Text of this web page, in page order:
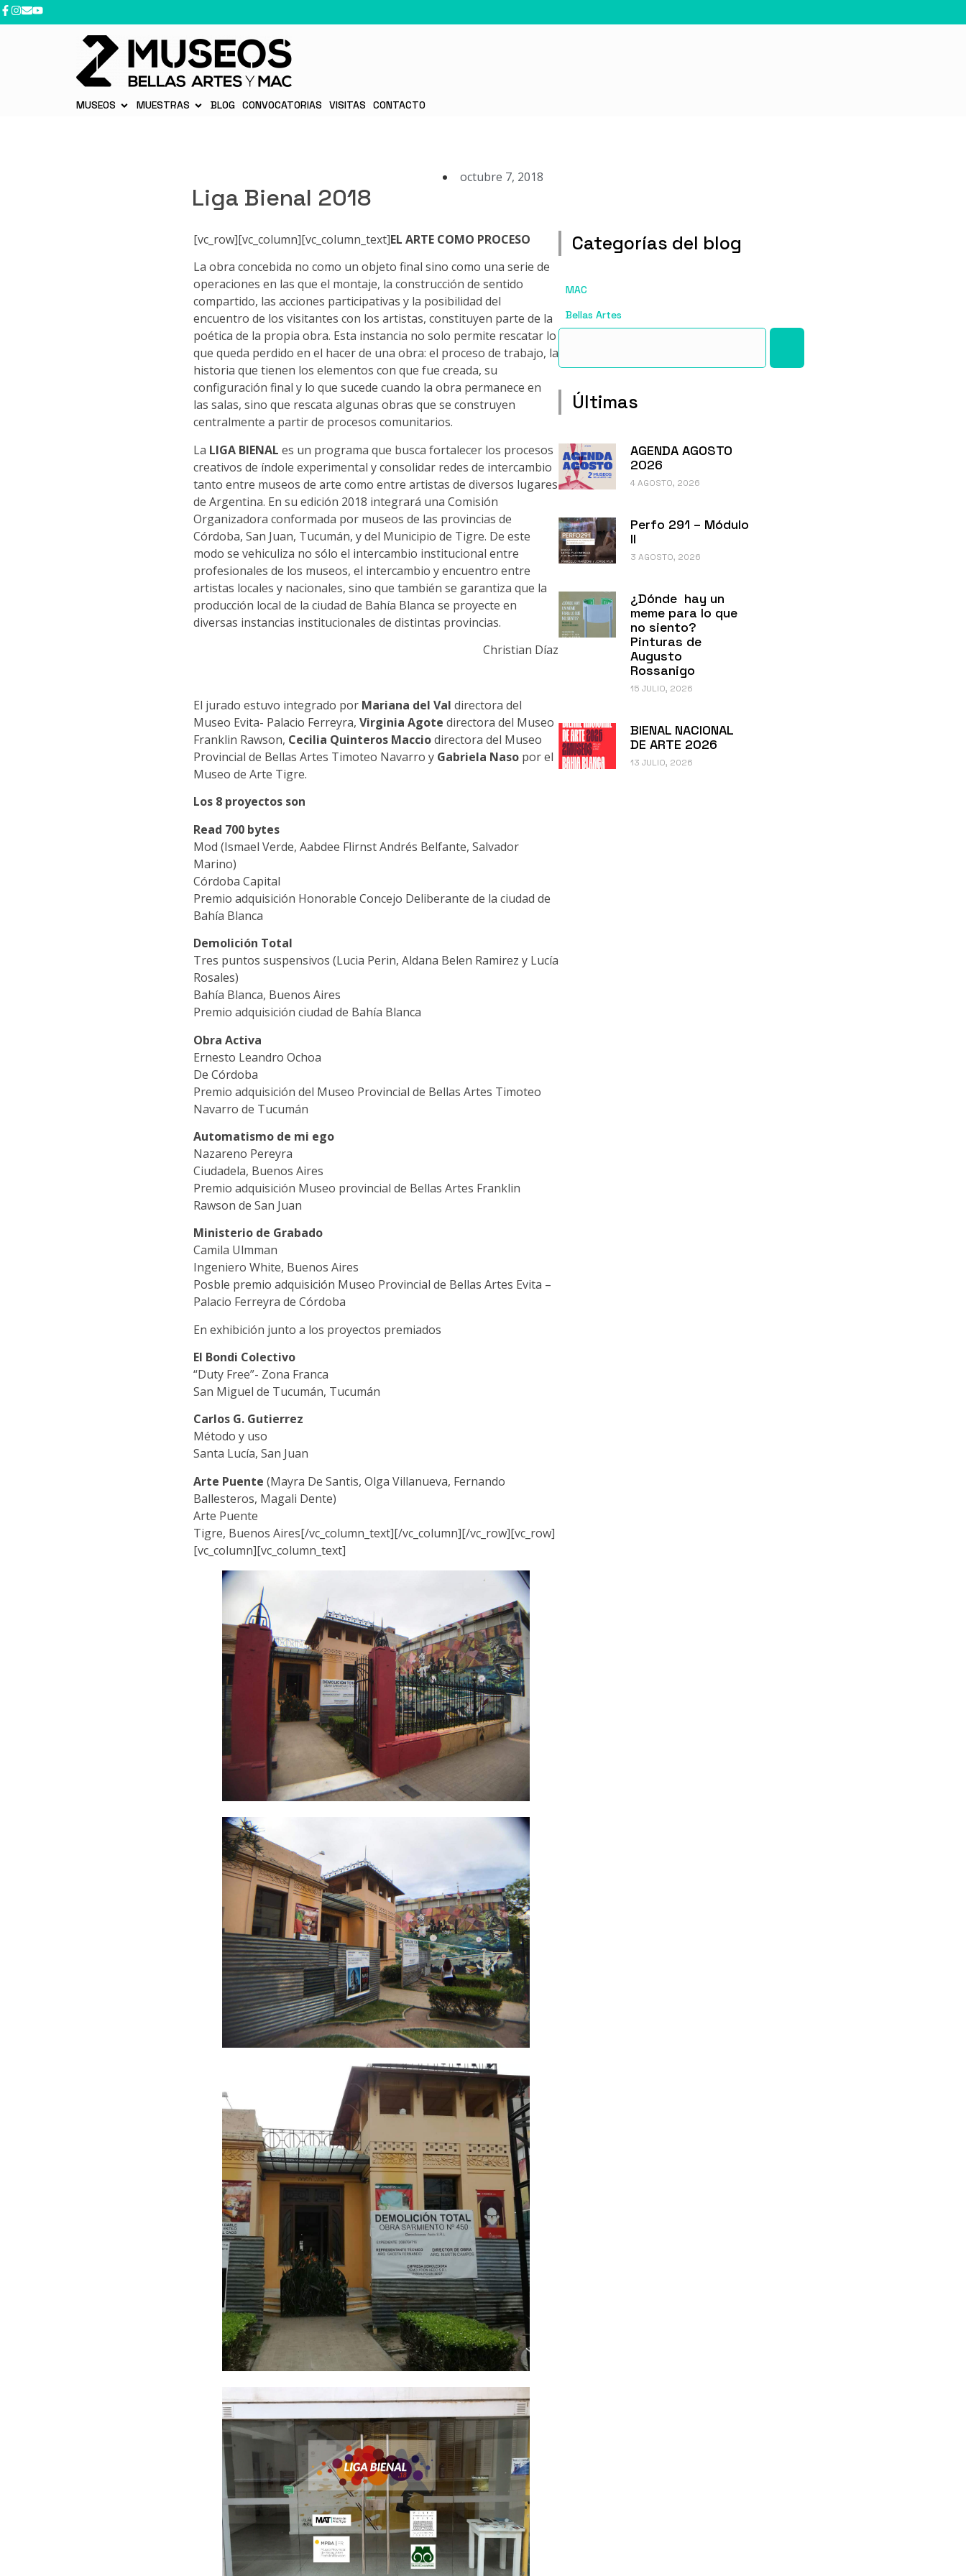
contenido
MUSEOS MUESTRAS BLOG CONVOCATORIAS VISITAS CONTACTO
octubre 7, 2018
Liga Bienal 2018
[vc_row][vc_column][vc_column_text]EL ARTE COMO PROCESO
La obra concebida no como un objeto final sino como una serie de
operaciones en las que el montaje, la construcción de sentido
compartido, las acciones participativas y la posibilidad del
encuentro de los visitantes con los artistas, constituyen parte de la
poética de la propia obra. Esta instancia no solo permite rescatar lo
que queda perdido en el hacer de una obra: el proceso de trabajo, la
historia que tienen los elementos con que fue creada, su
configuración final y lo que sucede cuando la obra permanece en
las salas, sino que rescata algunas obras que se construyen
centralmente a partir de procesos comunitarios.
La LIGA BIENAL es un programa que busca fortalecer los procesos
creativos de índole experimental y consolidar redes de intercambio
tanto entre museos de arte como entre artistas de diversos lugares
de Argentina. En su edición 2018 integrará una Comisión
Organizadora conformada por museos de las provincias de
Córdoba, San Juan, Tucumán, y del Municipio de Tigre. De este
modo se vehiculiza no sólo el intercambio institucional entre
profesionales de los museos, el intercambio y encuentro entre
artistas locales y nacionales, sino que también se garantiza que la
producción local de la ciudad de Bahía Blanca se proyecte en
diversas instancias institucionales de distintas provincias.
Christian Díaz
El jurado estuvo integrado por Mariana del Val directora del
Museo Evita- Palacio Ferreyra, Virginia Agote directora del Museo
Franklin Rawson, Cecilia Quinteros Macciodirectora del Museo
Provincial de Bellas Artes Timoteo Navarro y Gabriela Nasopor el
Museo de Arte Tigre.
Los 8 proyectos son
Read 700 bytes
Mod (Ismael Verde, Aabdee Flirnst Andrés Belfante, Salvador
Marino)
Córdoba Capital
Premio adquisición Honorable Concejo Deliberante de la ciudad de
Bahía Blanca
Demolición Total
Tres puntos suspensivos (Lucia Perin, Aldana Belen Ramirez y Lucía
Rosales)
Bahía Blanca, Buenos Aires
Premio adquisición ciudad de Bahía Blanca
Obra Activa
Ernesto Leandro Ochoa
De Córdoba
Premio adquisición del Museo Provincial de Bellas Artes Timoteo
Navarro de Tucumán
Automatismo de mi ego
Nazareno Pereyra
Ciudadela, Buenos Aires
Premio adquisición Museo provincial de Bellas Artes Franklin
Rawson de San Juan
Ministerio de Grabado
Camila Ulmman
Ingeniero White, Buenos Aires
Posble premio adquisición Museo Provincial de Bellas Artes Evita –
Palacio Ferreyra de Córdoba
En exhibición junto a los proyectos premiados
El Bondi Colectivo
“Duty Free”- Zona Franca
San Miguel de Tucumán, Tucumán
Carlos G. Gutierrez
Método y uso
Santa Lucía, San Juan
Arte Puente (Mayra De Santis, Olga Villanueva, Fernando
Ballesteros, Magali Dente)
Arte Puente
Tigre, Buenos Aires[/vc_column_text][/vc_column][/vc_row][vc_row]
[vc_column][vc_column_text]
Categorías del blog
MAC
Bellas Artes
Últimas
AGENDA AGOSTO
2026
4 AGOSTO, 2026
Perfo 291 – Módulo
II
3 AGOSTO, 2026
¿Dónde hay un
meme para lo que
no siento?
Pinturas de
Augusto
Rossanigo
15 JULIO, 2026
BIENAL NACIONAL
DE ARTE 2026
13 JULIO, 2026